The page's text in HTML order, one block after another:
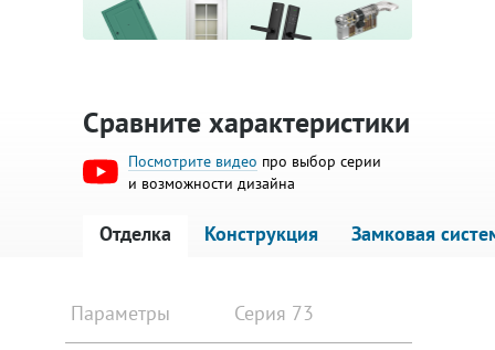
Сравните характеристики
Посмотрите видео про выбор серии
и возможности дизайна
Отделка Конструкция Замковая
Параметры Серия 73